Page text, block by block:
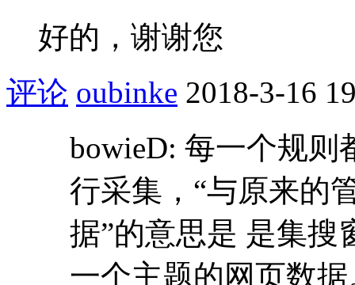
好的，谢谢您
评论 oubinke 2018-3-16
bowieD: 每一个规
行采集，“与原来的
据”的意思是 是集搜
一个主题的网页数据